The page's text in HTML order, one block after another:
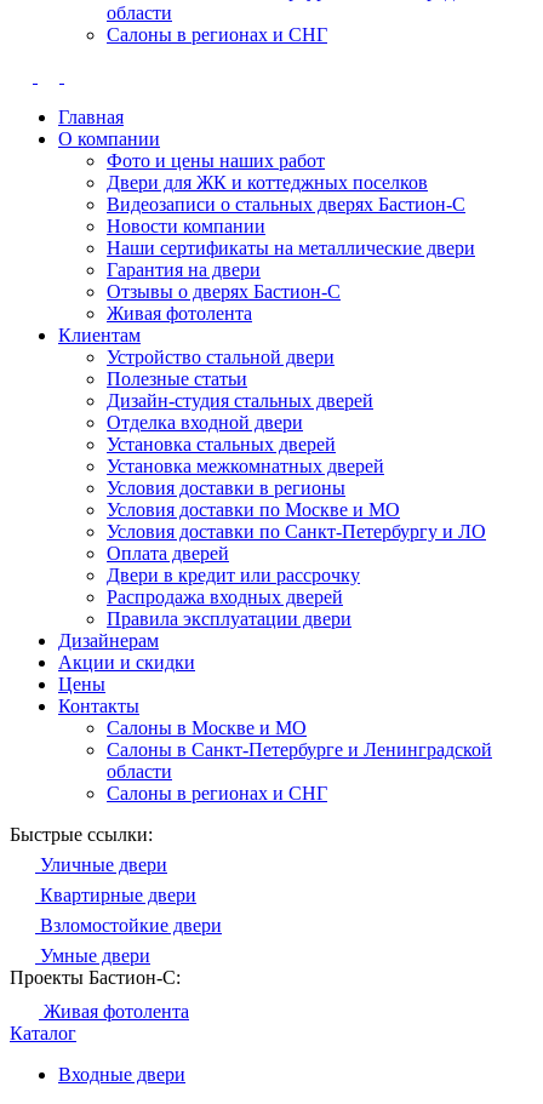
области
Салоны в регионах и СНГ
Главная
О компании
Фото и цены наших работ
Двери для ЖК и коттеджных поселков
Видеозаписи о стальных дверях Бастион-С
Новости компании
Наши сертификаты на металлические двери
Гарантия на двери
Отзывы о дверях Бастион-С
Живая фотолента
Клиентам
Устройство стальной двери
Полезные статьи
Дизайн-студия стальных дверей
Отделка входной двери
Установка стальных дверей
Установка межкомнатных дверей
Условия доставки в регионы
Условия доставки по Москве и МО
Условия доставки по Санкт-Петербургу и ЛО
Оплата дверей
Двери в кредит или рассрочку
Распродажа входных дверей
Правила эксплуатации двери
Дизайнерам
Акции и скидки
Цены
Контакты
Салоны в Москве и МО
Салоны в Санкт-Петербурге и Ленинградской
области
Салоны в регионах и СНГ
Быстрые ссылки:
Уличные двери
Квартирные двери
Взломостойкие двери
Умные двери
Проекты Бастион-С:
Живая фотолента
Каталог
Входные двери